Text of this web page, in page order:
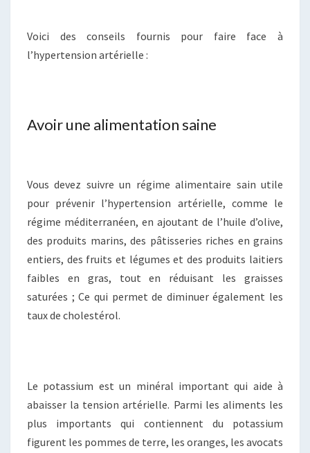
Voici des conseils fournis pour faire face à
l’hypertension artérielle :
Avoir une alimentation saine
Vous devez suivre un régime alimentaire sain utile
pour prévenir l’hypertension artérielle, comme le
régime méditerranéen, en ajoutant de l’huile d’olive,
des produits marins, des pâtisseries riches en grains
entiers, des fruits et légumes et des produits laitiers
faibles en gras, tout en réduisant les graisses
saturées ; Ce qui permet de diminuer également les
taux de cholestérol.
Le potassium est un minéral important qui aide à
abaisser la tension artérielle. Parmi les aliments les
plus importants qui contiennent du potassium
figurent les pommes de terre, les oranges, les avocats